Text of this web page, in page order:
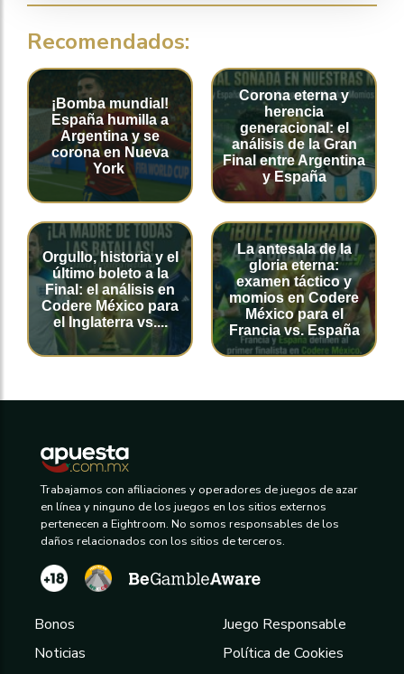
Recomendados:
¡Bomba mundial!
España humilla a
Argentina y se
corona en Nueva
York
Corona eterna y
herencia
generacional: el
análisis de la Gran
Final entre Argentina
y España
Orgullo, historia y el
último boleto a la
Final: el análisis en
Codere México para
el Inglaterra vs....
La antesala de la
gloria eterna:
examen táctico y
momios en Codere
México para el
Francia vs. España
Trabajamos con afiliaciones y operadores de juegos de azar
en línea y ninguno de los juegos en los sitios externos
pertenecen a Eightroom. No somos responsables de los
daños relacionados con los sitios de terceros.
Bonos
Noticias
Juego Responsable
Política de Cookies